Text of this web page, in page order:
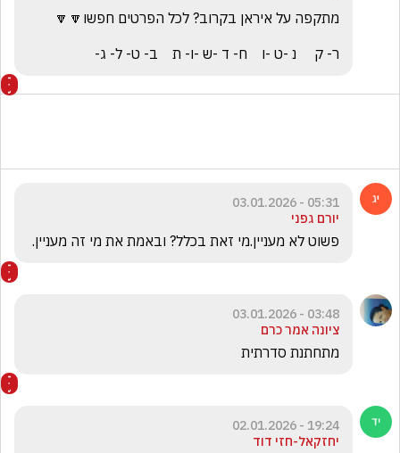
ר- ק     נ -ט -ו    ח- ד -ש -ו- ת    ב- ט- ל- ג-
05:31 - 03.01.2026
יורם גפני
פשוט לא מעניין.מי זאת בכלל? ובאמת את מי זה מעניין.
03:48 - 03.01.2026
ציונה אמר כרם
מתחתנת סדרתית
19:24 - 02.01.2026
יחזקאל-חזי דוד